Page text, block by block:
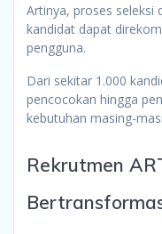
Artinya, proses seleksi
kandidat dapat
pengguna.
Dari sekitar 1.000
pencocokan hingga
kebutuhan masing-
Rekrutmen